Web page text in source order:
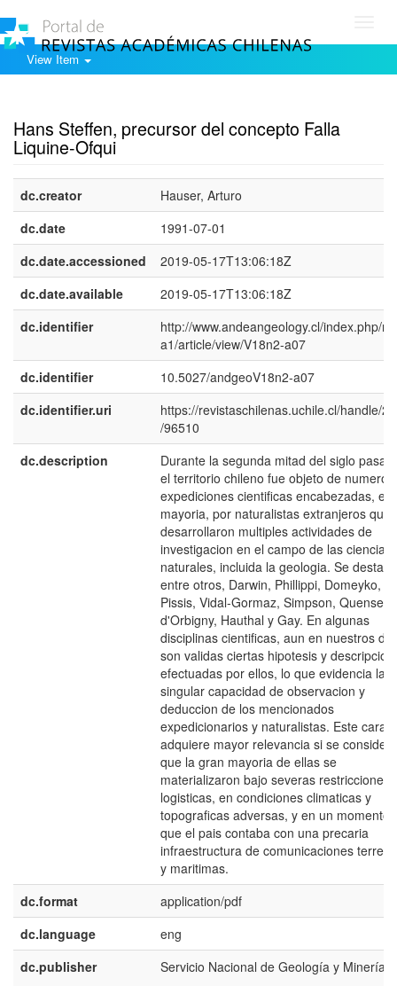
View Item
Hans Steffen, precursor del concepto Falla
Liquine-Ofqui
dc.creator
Hauser, Arturo
dc.date
1991-07-01
dc.date.accessioned
2019-05-17T13:06:18Z
dc.date.available
2019-05-17T13:06:18Z
dc.identifier
http://www.andeangeology.cl/index.php/
a1/article/view/V18n2-a07
dc.identifier
10.5027/andgeoV18n2-a07
dc.identifier.uri
https://revistaschilenas.uchile.cl/handle/
/96510
dc.description
Durante la segunda mitad del siglo
el territorio chileno fue objeto de
expediciones cientificas encabezadas, en
mayoria, por naturalistas extranjeros que
desarrollaron multiples actividades de
investigacion en el campo de las ciencias
naturales, incluida la geologia. Se
entre otros, Darwin, Phillippi, Domeyko,
Pissis, Vidal-Gormaz, Simpson, Quensel,
d'Orbigny, Hauthal y Gay. En algunas
disciplinas cientificas, aun en nuestros
son validas ciertas hipotesis y
efectuadas por ellos, lo que evidencia la
singular capacidad de observacion y
deduccion de los mencionados
expedicionarios y naturalistas. Este
adquiere mayor relevancia si se considera
que la gran mayoria de ellas se
materializaron bajo severas restricciones
logisticas, en condiciones climaticas y
topograficas adversas, y en un momento
que el pais contaba con una precaria
infraestructura de comunicaciones
y maritimas.
dc.format
application/pdf
dc.language
eng
dc.publisher
Servicio Nacional de Geología y Minería